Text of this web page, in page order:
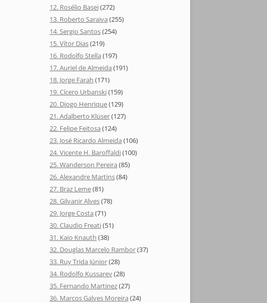
12. Rosélio Basei(272)
13. Roberto Saraiva (255)
14. Sergio Santos(254)
15. Vítor Dias(219)
16. Rodolfo Stella (197)
17. Auriel de Almeida (191)
18. Jorge Farah (171)
19. Cícero Urbanski(159)
20. Diogo Henrique(129)
21. Adalberto Klüser(127)
22. Felipe Feitosa (124)
23. José Ricardo Almeida (106)
24. Vicente H. Baroffaldi(100)
25. Wanderson Pereira (85)
26. Alexandre Martins(84)
27. Braz Leme(81)
28. Gilvanir Alves(78)
29. Jorge Costa (71)
30. Claudio Freati(51)
31. Kaio Knauth (38)
32. Douglas Marcelo Rambor(37)
33. Ruy Trida Júnior(28)
34. Rodolfo Kussarev(28)
35. Fernando Martinez(27)
36. Marcos Galves Moreira (24)